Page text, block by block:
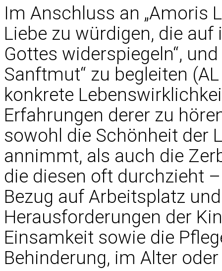
Im Anschluss an „Amoris
Liebe zu würdigen, die auf
Gottes widerspiegeln“,
Sanftmut“ zu begleiten
konkrete
Erfahrungen derer zu
sowohl die Schönheit der
annimmt, als auch die
die diesen oft durchzieht
Bezug auf Arbeitsplatz
Herausforderungen der
Einsamkeit sowie die
Behinderung, im Alter